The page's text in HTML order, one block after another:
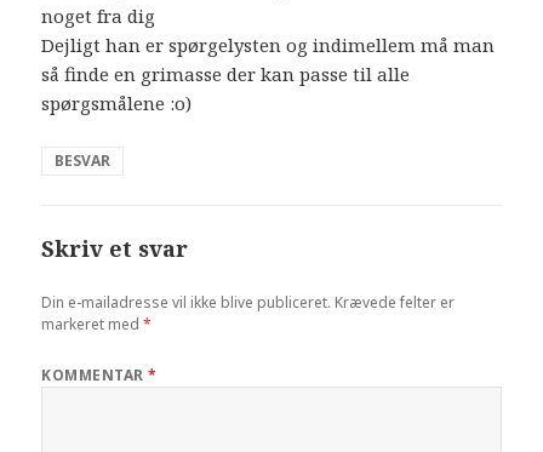
noget fra dig
Dejligt han er spørgelysten og indimellem må man
så finde en grimasse der kan passe til alle
spørgsmålene :o)
BESVAR
Skriv et svar
Din e-mailadresse vil ikke blive publiceret. Krævede felter er
markeret med*
KOMMENTAR*